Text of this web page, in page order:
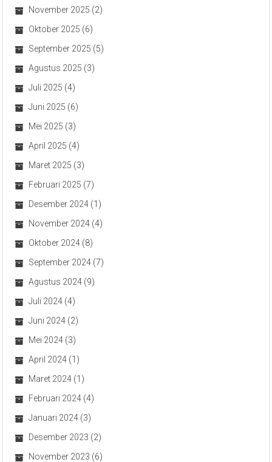
November 2025 (2)
Oktober 2025 (6)
September 2025 (5)
Agustus 2025 (3)
Juli 2025 (4)
Juni 2025 (6)
Mei 2025 (3)
April 2025 (4)
Maret 2025 (3)
Februari 2025 (7)
Desember 2024 (1)
November 2024 (4)
Oktober 2024 (8)
September 2024 (7)
Agustus 2024 (9)
Juli 2024 (4)
Juni 2024 (2)
Mei 2024 (3)
April 2024 (1)
Maret 2024 (1)
Februari 2024 (4)
Januari 2024 (3)
Desember 2023 (2)
November 2023 (6)